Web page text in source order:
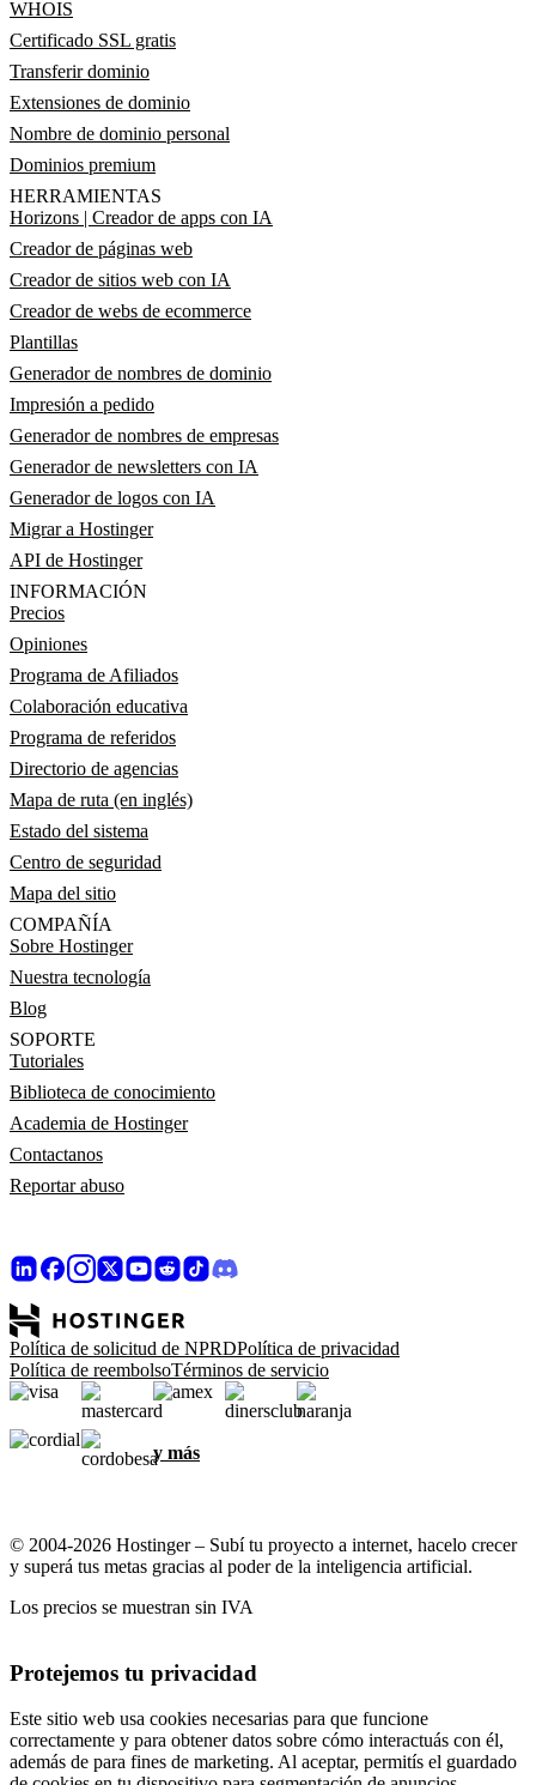
WHOIS
Certificado SSL gratis
Transferir dominio
Extensiones de dominio
Nombre de dominio personal
Dominios premium
HERRAMIENTAS
Horizons | Creador de apps con IA
Creador de páginas web
Creador de sitios web con IA
Creador de webs de ecommerce
Plantillas
Generador de nombres de dominio
Impresión a pedido
Generador de nombres de empresas
Generador de newsletters con IA
Generador de logos con IA
Migrar a Hostinger
API de Hostinger
INFORMACIÓN
Precios
Opiniones
Programa de Afiliados
Colaboración educativa
Programa de referidos
Directorio de agencias
Mapa de ruta (en inglés)
Estado del sistema
Centro de seguridad
Mapa del sitio
COMPAÑÍA
Sobre Hostinger
Nuestra tecnología
Blog
SOPORTE
Tutoriales
Biblioteca de conocimiento
Academia de Hostinger
Contactanos
Reportar abuso
Política de solicitud de NPRDPolítica de privacidad
Política de reembolsoTérminos de servicio
y más
© 2004-2026 Hostinger – Subí tu proyecto a internet, hacelo crecer
y superá tus metas gracias al poder de la inteligencia artificial.
Los precios se muestran sin IVA
Protejemos tu privacidad
Este sitio web usa cookies necesarias para que funcione
correctamente y para obtener datos sobre cómo interactuás con él,
además de para fines de marketing. Al aceptar, permitís el guardado